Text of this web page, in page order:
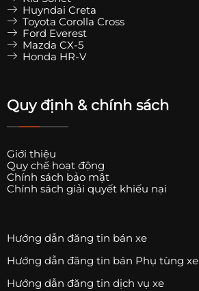
Huyndai Creta
Toyota Corolla Cross
Ford Everest
Mazda CX-5
Honda HR-V
Quy định & chính sách
Giới thiệu
Quy chế hoạt động
Chính sách bảo mật
Chính sách giải quyết khiếu nại
Hướng dẫn đăng tin bán xe
Hướng dẫn đăng tin bán Phụ tùng xe
Hướng dẫn đăng tin dịch vụ xe